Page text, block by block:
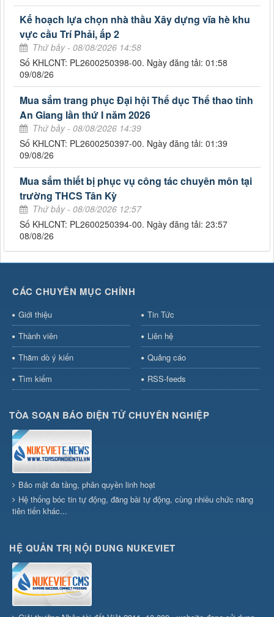
Kế hoạch lựa chọn nhà thầu Xây dựng vĩa hè khu
vực cầu Trí Phải, ấp 2
Thứ bảy - 08/08/2026 14:58
Số KHLCNT: PL2600250398-00. Ngày đăng tải: 01:58
09/08/26
Mua sắm trang phục Đại hội Thể dục Thể thao tỉnh
An Giang lần thứ I năm 2026
Thứ bảy - 08/08/2026 14:39
Số KHLCNT: PL2600250397-00. Ngày đăng tải: 01:39
09/08/26
Mua sắm thiết bị phục vụ công tác chuyên môn tại
trường THCS Tân Kỳ
Thứ bảy - 08/08/2026 12:57
Số KHLCNT: PL2600250394-00. Ngày đăng tải: 23:57
08/08/26
CÁC CHUYÊN MỤC CHÍNH
Giới thiệu
Tin Tức
Thành viên
Liên hệ
Thăm dò ý kiến
Quảng cáo
Tìm kiếm
RSS-feeds
TÒA SOẠN BÁO ĐIỆN TỬ CHUYÊN NGHIỆP
Bảo mật đa tầng, phân quyền linh hoạt
Hệ thống bóc tin tự động, đăng bài tự động, cùng nhiều chức năng
tiên tiến khác...
HỆ QUẢN TRỊ NỘI DUNG NUKEVIET